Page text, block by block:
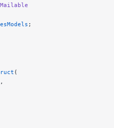
Mailable
;
(
,